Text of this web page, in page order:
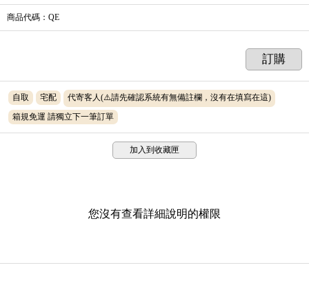
商品代碼 ：QE
訂購
自取 宅配
代寄客人(⚠️請先確認系統有無備註欄，沒有在填寫在這)
箱規免運 請獨立下一筆訂單
加入到收藏匣
您沒有查看詳細說明的權限